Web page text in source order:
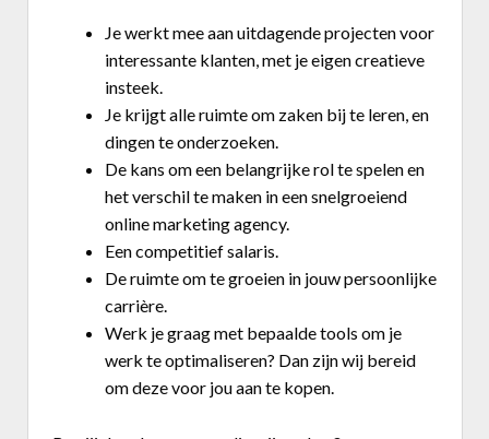
Je werkt mee aan uitdagende projecten voor
interessante klanten, met je eigen creatieve
insteek.
Je krijgt alle ruimte om zaken bij te leren, en
dingen te onderzoeken.
De kans om een belangrijke rol te spelen en
het verschil te maken in een snelgroeiend
online marketing agency.
Een competitief salaris.
De ruimte om te groeien in jouw persoonlijke
carrière.
Werk je graag met bepaalde tools om je
werk te optimaliseren? Dan zijn wij bereid
om deze voor jou aan te kopen.